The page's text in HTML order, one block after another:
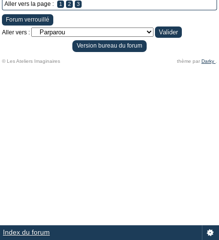
Aller vers la page : 1 2 3
Forum verrouillé
Aller vers :
Version bureau du forum
© Les Ateliers Imaginaires thème par Darky
Index du forum